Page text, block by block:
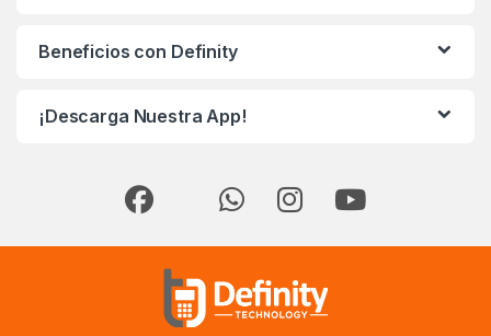
Beneficios con Definity
¡Descarga Nuestra App!